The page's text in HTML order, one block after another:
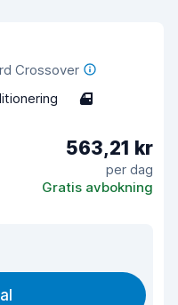
Crossover
4
563,21 kr
per dag
Gratis avbokning